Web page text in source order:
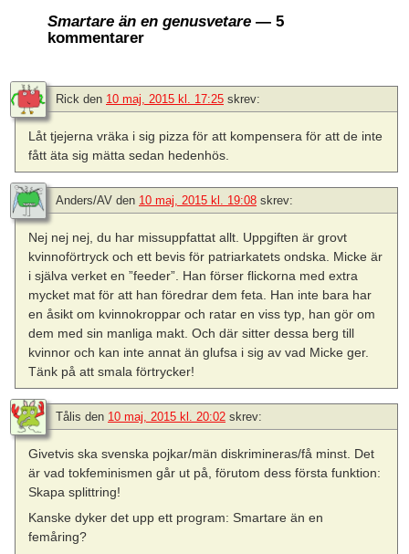
Smartare än en genusvetare — 5
kommentarer
Rick den 10 maj, 2015 kl. 17:25 skrev:
Låt tjejerna vräka i sig pizza för att kompensera för att de inte
fått äta sig mätta sedan hedenhös.
Anders/AV den 10 maj, 2015 kl. 19:08 skrev:
Nej nej nej, du har missuppfattat allt. Uppgiften är grovt
kvinnoförtryck och ett bevis för patriarkatets ondska. Micke är
i själva verket en ”feeder”. Han förser flickorna med extra
mycket mat för att han föredrar dem feta. Han inte bara har
en åsikt om kvinnokroppar och ratar en viss typ, han gör om
dem med sin manliga makt. Och där sitter dessa berg till
kvinnor och kan inte annat än glufsa i sig av vad Micke ger.
Tänk på att smala förtrycker!
Tålis den 10 maj, 2015 kl. 20:02 skrev:
Givetvis ska svenska pojkar/män diskrimineras/få minst. Det
är vad tokfeminismen går ut på, förutom dess första funktion:
Skapa splittring!
Kanske dyker det upp ett program: Smartare än en
femåring?